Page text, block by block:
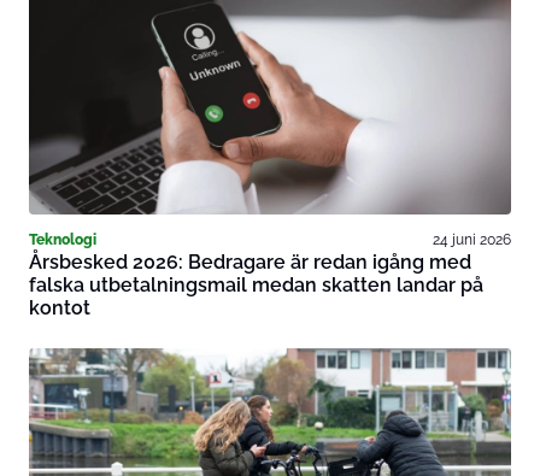
Teknologi 24 juni 2026
Årsbesked 2026: Bedragare är redan igång med
falska utbetalningsmail medan skatten landar på
kontot